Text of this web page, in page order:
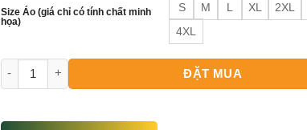
Size Áo (giá chỉ có tính chất minh
họa)
S M L XL 2XL
4XL
Áo Đồng Phục Đi Biển Đẹp Dành Cho Nhóm số lượng
ĐẶT MUA